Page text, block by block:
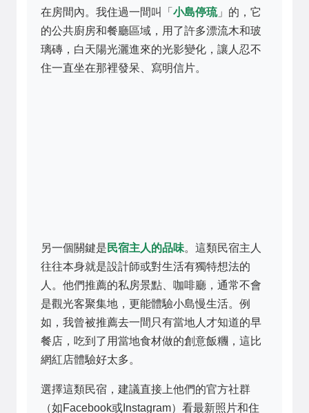
在房間內。我住過一間叫「 小島停琉」的，它
的公共廚房和餐廳區域，用了許多漂流木和玻
璃磚，白天陽光灑進來的光影變化，讓人忍不
住一直坐在那裡發呆、寫明信片。
另一個關鍵是 民宿主人的品味。這類民宿主人
往往本身就是設計師或對生活有獨特想法的
人。他們推薦的私房景點、咖啡廳，通常不會
是觀光客聚集地，更能體驗小島慢生活。例
如，我曾被推薦去一間只有當地人才知道的早
餐店，吃到了用當地食材做的創意飯糰，這比
網紅店體驗好太多。
選擇這類民宿，建議直接上他們的官方社群
（如Facebook或Instagram）看最新照片和住